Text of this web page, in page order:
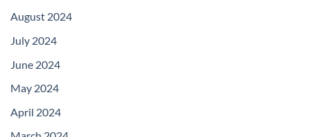
August 2024
July 2024
June 2024
May 2024
April 2024